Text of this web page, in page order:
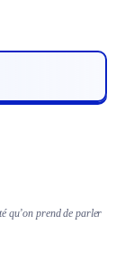
qu’on prend de parler